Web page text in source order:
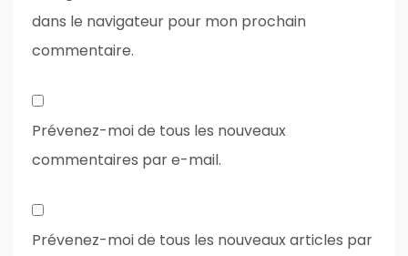
dans le navigateur pour mon prochain
commentaire.
Prévenez-moi de tous les nouveaux
commentaires par e-mail.
Prévenez-moi de tous les nouveaux articles par